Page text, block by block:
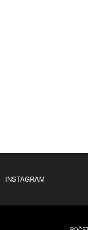
INSTAGRAM